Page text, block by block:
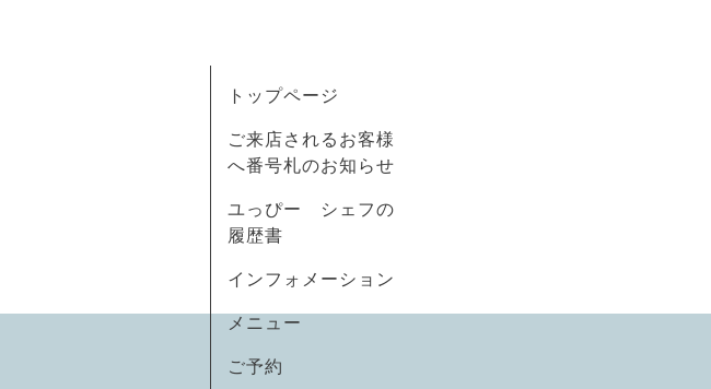
トップページ
ご来店されるお客様
へ番号札のお知らせ
ユっぴー シェフの
履歴書
インフォメーション
メニュー
ご予約